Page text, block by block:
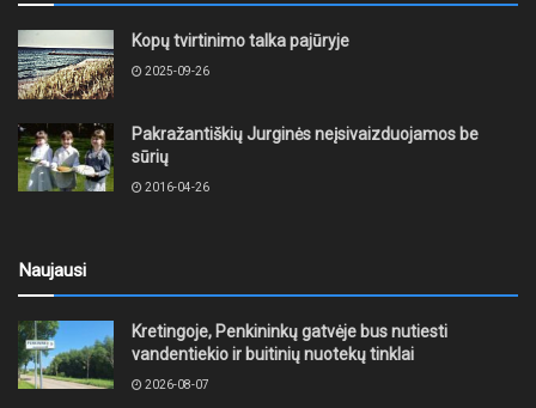
Kopų tvirtinimo talka pajūryje
2025-09-26
Pakražantiškių Jurginės neįsivaizduojamos be
sūrių
2016-04-26
Naujausi
Kretingoje, Penkininkų gatvėje bus nutiesti
vandentiekio ir buitinių nuotekų tinklai
2026-08-07